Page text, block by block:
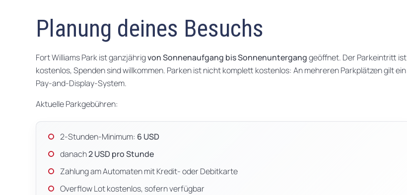
Planung deines Besuchs
Fort Williams Park ist ganzjährigvon Sonnenaufgang bis Sonnenunterganggeöffnet. Der Parkeintritt ist
kostenlos, Spenden sind willkommen. Parken ist nicht komplett kostenlos: An mehreren Parkplätzen gilt ein
Pay-and-Display-System.
Aktuelle Parkgebühren:
2-Stunden-Minimum: 6 USD
danach2 USD pro Stunde
Zahlung am Automaten mit Kredit- oder Debitkarte
Overflow Lot kostenlos, sofern verfügbar